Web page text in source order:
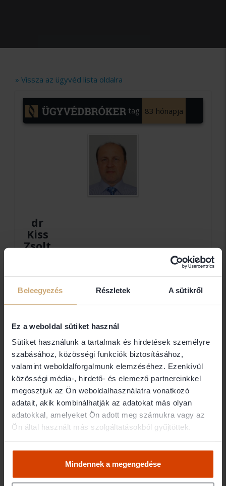
Beleegyezés Részletek A sütikről
Ez a weboldal sütiket használ
Sütiket használunk a tartalmak és hirdetések személyre
szabásához, közösségi funkciók biztosításához,
valamint weboldalforgalmunk elemzéséhez. Ezenkívül
közösségi média-, hirdető- és elemező partnereinkkel
megosztjuk az Ön weboldalhasználatra vonatkozó
adatait, akik kombinálhatják az adatokat más olyan
adatokkal, amelyeket Ön adott meg számukra vagy az
Ön által használt más szolgáltatásokból gyűjtöttek.
Mindennek a megengedése
» Vissza az ügyvéd lista oldalra
tag 83 hónapja
dr
Kiss
Zsolt
dr Kiss Zsolt Ernő
Elérhetőségek
1055 Budapest Stollár Béla utca 12/C.1./2.
+36 30 990 0181
Ügyfélfogadás
email:drkisszseugyved@gmail.com